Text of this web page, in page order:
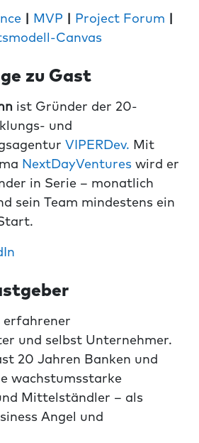
| MVP | Project Forum |
Canvas
zu Gast
ist Gründer der 20-
und
VIPERDev. Mit
NextDayVentures wird er
in Serie – monatlich
sein Team mindestens ein
erfahrener
und selbst Unternehmer.
20 Jahren Banken und
wachstumsstarke
Mittelständler – als
Angel und